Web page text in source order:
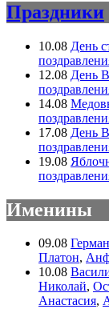
Праздники
10.08 День
12.08 День
14.08
17.08 День
19.08
Именины
09.08 Герман
Платон,
10.08
Николай,
Анастасия,